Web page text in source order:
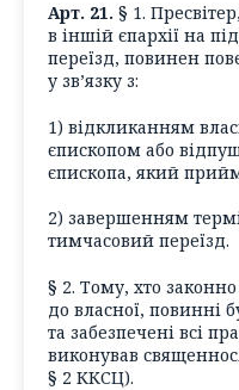
Арт. 21. § 1.
в іншій єпархії на
переїзд, повинен
у зв’язку з:
1) відкликанням
єпископом або
єпископа, який
2) завершенням
тимчасовий переїзд.
§ 2. Тому, хто законно
до власної, повинні
та забезпечені всі
виконував
§ 2 ККСЦ).